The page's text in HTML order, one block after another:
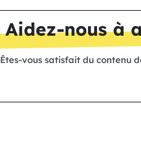
Aidez-nous à
Êtes-vous satisfait du contenu